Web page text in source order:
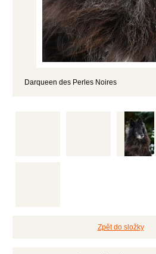
Darqueen des Perles Noires
Zpět do složky